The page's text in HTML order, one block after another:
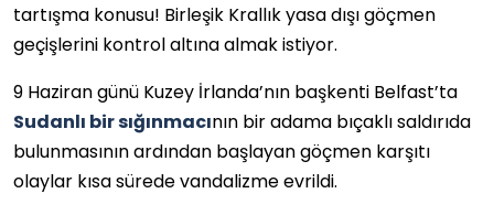
tartışma konusu! Birleşik Krallık yasa dışı göçmen
geçişlerini kontrol altına almak istiyor.
9 Haziran günü Kuzey İrlanda’nın başkenti Belfast’ta
Sudanlı bir sığınmacının bir adama bıçaklı saldırıda
bulunmasının ardından başlayan göçmen karşıtı
olaylar kısa sürede vandalizme evrildi.